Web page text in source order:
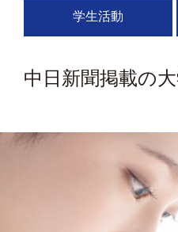
学生活動
中日新聞掲載の